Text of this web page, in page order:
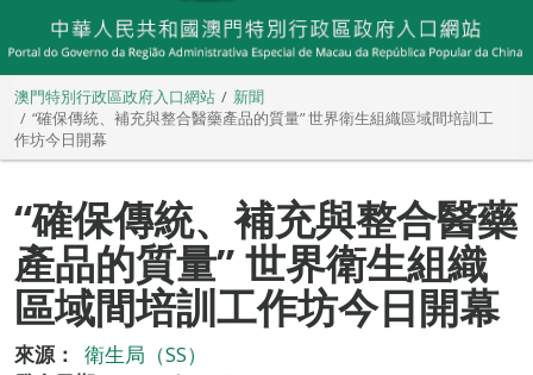
澳門特別行政區政府入口網站
新聞
“確保傳統、補充與整合醫藥產品的質量” 世界衛生組織區域間培訓工
作坊今日開幕
“確保傳統、補充與整合醫藥
產品的質量” 世界衛生組織
區域間培訓工作坊今日開幕
來源：
衛生局（SS）